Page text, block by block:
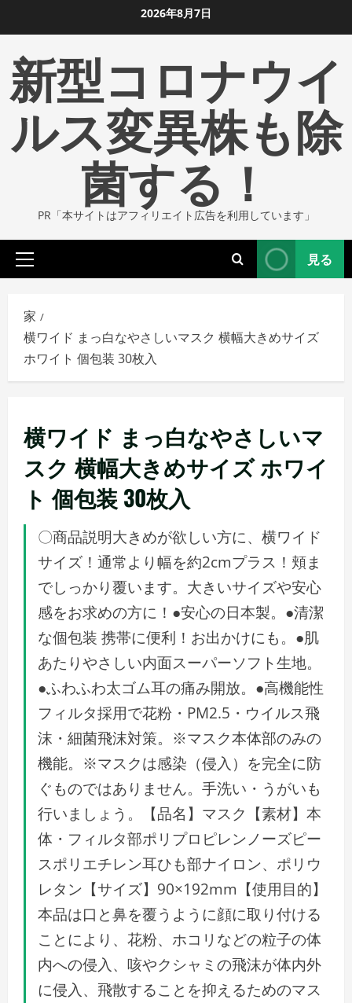
ン
ツ
ま
2026年8月7日
新型コロナウイ
ルス変異株も除
菌する！
PR「本サイトはアフィリエイト広告を利用しています」
プ
イ
マ
リ
メ
ニ
ー
見る
家
横ワイド まっ白なやさしいマスク 横幅大きめサイズ
ホワイト 個包装 30枚入
横ワイド まっ白なやさしいマ
スク 横幅大きめサイズ ホワイ
ト 個包装 30枚入
〇商品説明大きめが欲しい方に、横ワイド
サイズ！通常より幅を約2cmプラス！頬ま
でしっかり覆います。大きいサイズや安心
感をお求めの方に！●安心の日本製。●清潔
な個包装 携帯に便利！お出かけにも。●肌
あたりやさしい内面スーパーソフト生地。
●ふわふわ太ゴム耳の痛み開放。●高機能性
フィルタ採用で花粉・PM2.5・ウイルス飛
沫・細菌飛沫対策。※マスク本体部のみの
機能。※マスクは感染（侵入）を完全に防
ぐものではありません。手洗い・うがいも
行いましょう。【品名】マスク【素材】本
体・フィルタ部ポリプロピレンノーズピー
スポリエチレン耳ひも部ナイロン、ポリウ
レタン【サイズ】90×192mm【使用目的】
本品は口と鼻を覆うように顔に取り付ける
ことにより、花粉、ホコリなどの粒子の体
内への侵入、咳やクシャミの飛沫が体内外
に侵入、飛散することを抑えるためのマス